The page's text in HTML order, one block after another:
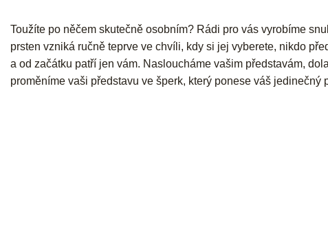
Toužíte po něčem skutečně osobním? Rádi pro vás vyrobíme
prsten vzniká ručně teprve ve chvíli, kdy si jej vyberete, nikdo
a od začátku patří jen vám. Nasloucháme vašim představám,
proměníme vaši představu ve šperk, který ponese váš jedinečný